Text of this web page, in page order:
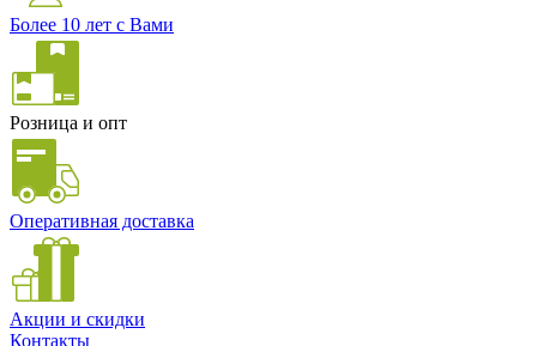
Более 10 лет с Вами
Розница и опт
Оперативная доставка
Акции и скидки
Контакты